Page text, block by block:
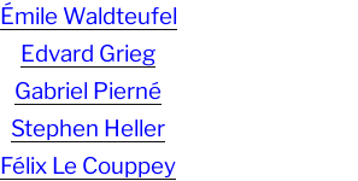
Émile Waldteufel
Edvard Grieg
Gabriel Pierné
Stephen Heller
Félix Le Couppey